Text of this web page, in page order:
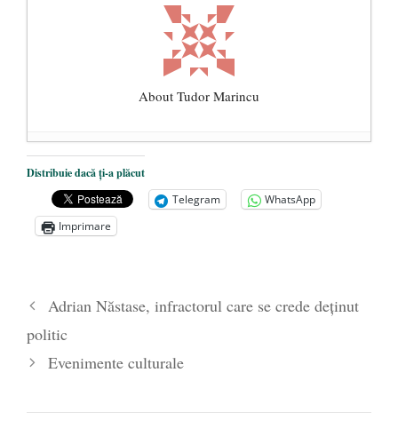
About Tudor Marincu
De ce propaganda LGBT nu-și are locul în
unitățile de învățământ
- 17 iunie 2020
Anarhia din SUA e opera stângii radicale
2 iunie 2020
mai 2020
Distribuie dacă ți-a plăcut
Telegram
WhatsApp
Imprimare
Adrian Năstase, infractorul care se crede deţinut
politic
Evenimente culturale